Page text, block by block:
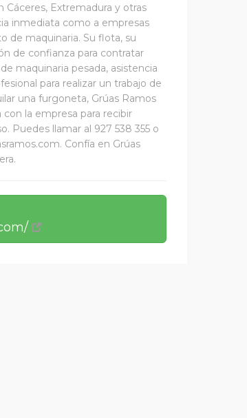
Cáceres, Extremadura y otras
inmediata como a empresas
de maquinaria. Su flota, su
de confianza para contratar
maquinaria pesada, asistencia
para realizar un trabajo de
una furgoneta, Grúas Ramos
la empresa para recibir
Puedes llamar al 927 538 355 o
Confía en Grúas